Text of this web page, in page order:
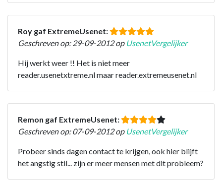
Roy gaf ExtremeUsenet:
Geschreven op: 29-09-2012 op UsenetVergelijker
Hij werkt weer !! Het is niet meer
reader.usenetxtreme.nl maar reader.extremeusenet.nl
Remon gaf ExtremeUsenet:
Geschreven op: 07-09-2012 op UsenetVergelijker
Probeer sinds dagen contact te krijgen, ook hier blijft
het angstig stil... zijn er meer mensen met dit probleem?